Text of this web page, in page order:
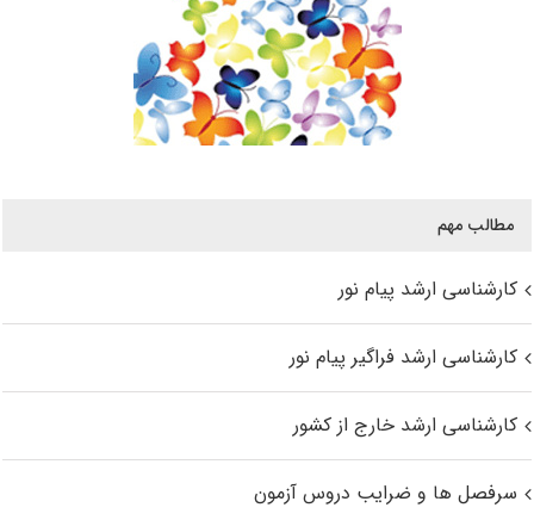
مطالب مهم
کارشناسی ارشد پیام نور
کارشناسی ارشد فراگیر پیام نور
کارشناسی ارشد خارج از کشور
سرفصل ها و ضرایب دروس آزمون